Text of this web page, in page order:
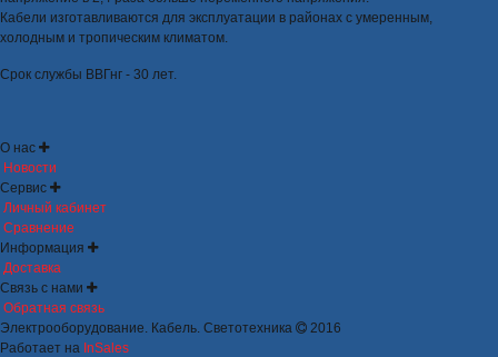
Кабели изготавливаются для эксплуатации в районах с умеренным,
холодным и тропическим климатом.
Срок службы ВВГнг - 30 лет.
О нас
Новости
Сервис
Личный кабинет
Сравнение
Информация
Доставка
Связь с нами
Обратная связь
Электрооборудование. Кабель. Светотехника
2016
Работает на InSales